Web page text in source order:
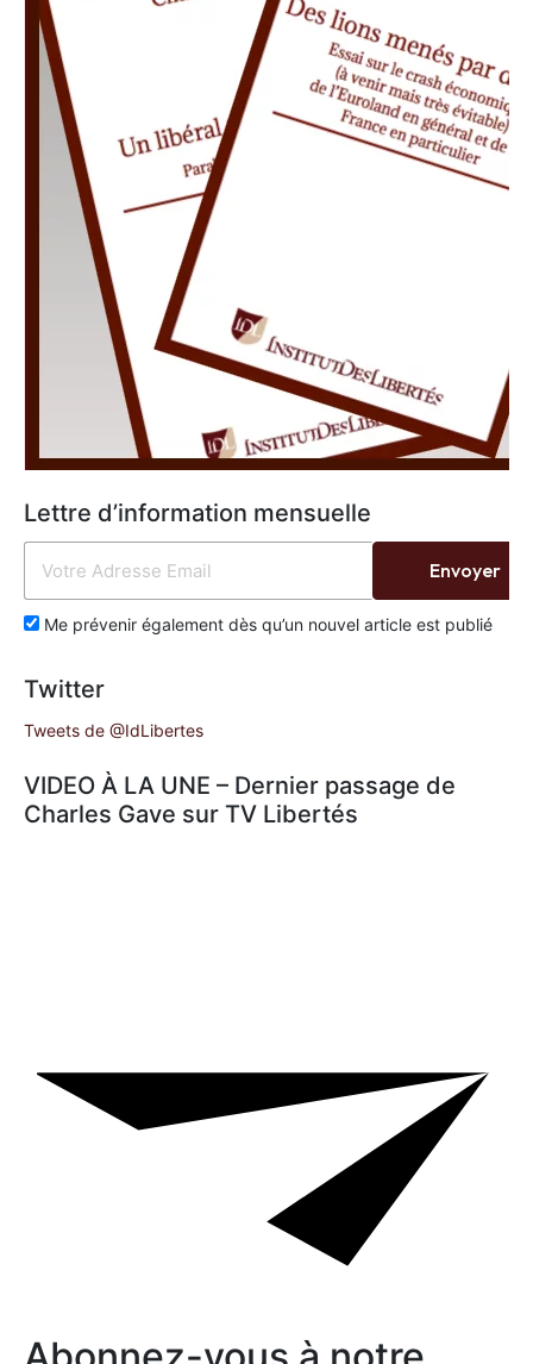
Lettre d’information mensuelle
Me prévenir également dès qu’un nouvel article est publié
Envoyer
Twitter
Tweets de @IdLibertes
VIDEO À LA UNE – Dernier passage de
Charles Gave sur TV Libertés